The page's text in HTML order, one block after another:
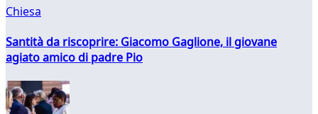
Chiesa
Santità da riscoprire: Giacomo Gaglione, il giovane
agiato amico di padre Pio